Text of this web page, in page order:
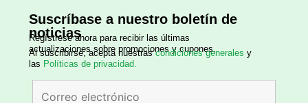
Suscríbase a nuestro boletín de
noticias
Regístrese ahora para recibir las últimas
actualizaciones sobre promociones y cupones.
Al suscribirse, acepta nuestrascondiciones generales y
las Políticas de privacidad.